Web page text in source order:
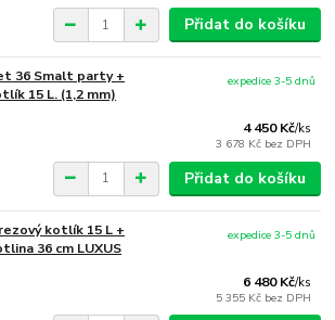
Přidat do košíku
36 Smalt party +
15 L. (1,2 mm)
4 450 Kč/ks
3 678 Kč bez DPH
expedice 3-5 dnů
Přidat do košíku
kotlík 15 L +
36 cm LUXUS
6 480 Kč/ks
5 355 Kč bez DPH
expedice 3-5 dnů